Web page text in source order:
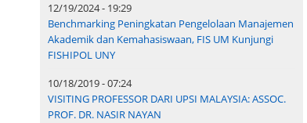
12/19/2024 - 19:29
Benchmarking Peningkatan Pengelolaan Manajemen
Akademik dan Kemahasiswaan, FIS UM Kunjungi
FISHIPOL UNY
10/18/2019 - 07:24
VISITING PROFESSOR DARI UPSI MALAYSIA: ASSOC.
PROF. DR. NASIR NAYAN